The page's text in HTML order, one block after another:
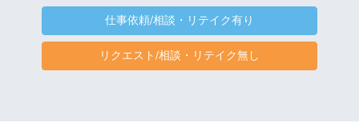
仕事依頼/相談・リテイク有り
リクエスト/相談・リテイク無し